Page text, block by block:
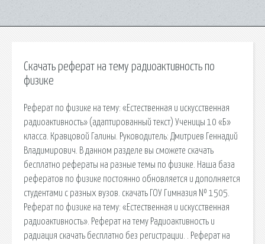
Скачать реферат на тему радиоактивность по
физике
Реферат по физике на тему: «Естественная и искусственная
радиоактивность» (адаптированный текст) Ученицы 10 «Б»
класса. Кравцовой Галины. Руководитель: Дмитриев Геннадий
Владимирович. В данном разделе вы сможете скачать
бесплатно рефераты на разные темы по физике. Наша база
рефератов по физике постоянно обновляется и дополняется
студентами с разных вузов. скачать ГОУ Гимназия № 1505.
Реферат по физике на тему: «Естественная и искусственная
радиоактивность». Реферат на тему Радиоактивность и
радиация скачать бесплатно без регистрации. . Реферат на